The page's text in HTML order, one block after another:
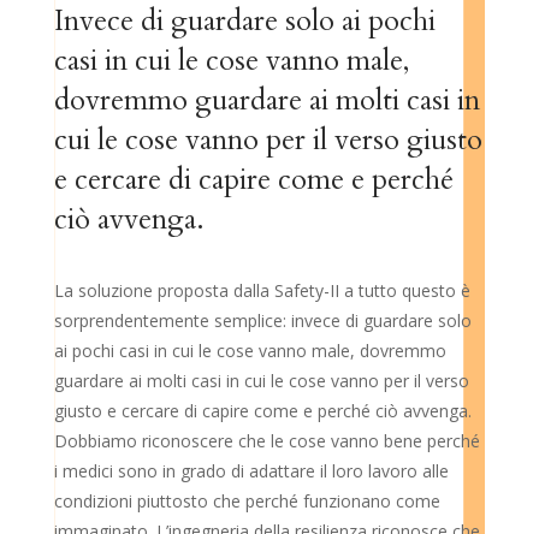
Invece di guardare solo ai pochi
casi in cui le cose vanno male,
dovremmo guardare ai molti casi in
cui le cose vanno per il verso giusto
e cercare di capire come e perché
ciò avvenga.
La soluzione proposta dalla Safety-II a tutto questo è
sorprendentemente semplice: invece di guardare solo
ai pochi casi in cui le cose vanno male, dovremmo
guardare ai molti casi in cui le cose vanno per il verso
giusto e cercare di capire come e perché ciò avvenga.
Dobbiamo riconoscere che le cose vanno bene perché
i medici sono in grado di adattare il loro lavoro alle
condizioni piuttosto che perché funzionano come